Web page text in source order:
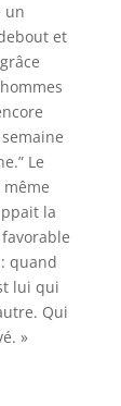
un
et
Le
la
quand
lui qui
Qui
»